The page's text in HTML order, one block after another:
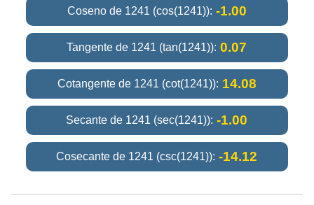
Coseno de 1241 (cos(1241)): -1.00
Tangente de 1241 (tan(1241)): 0.07
Cotangente de 1241 (cot(1241)): 14.08
Secante de 1241 (sec(1241)): -1.00
Cosecante de 1241 (csc(1241)): -14.12